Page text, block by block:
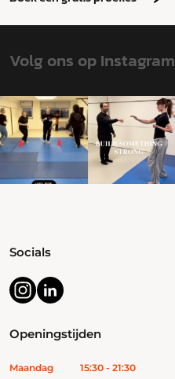
Volg ons op Instagram
Openingstijden
Maandag
15:30 - 21:30
Socials